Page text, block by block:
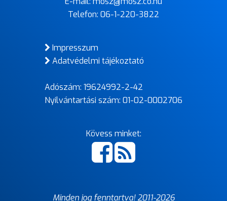
Telefon: 06-1-220-3822
Impresszum
Adatvédelmi tájékoztató
Adószám: 19624992-2-42
Nyilvántartási szám: 01-02-0002706
Kövess minket:
Minden jog fenntartva! 2011-2026